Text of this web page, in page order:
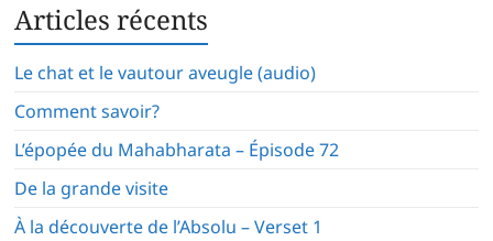
Articles récents
Le chat et le vautour aveugle (audio)
Comment savoir?
L’épopée du Mahabharata – Épisode 72
De la grande visite
À la découverte de l’Absolu – Verset 1